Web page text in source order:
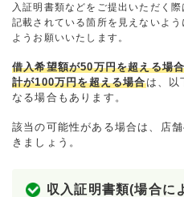
入証明書類などをご提出いただく
記載されている箇所を見えないよ
ようお願いいたします。
借入希望額が50万円を超える場
計が100万円を超える場合は、以
なる場合もあります。
該当の可能性がある場合は、店
きましょう。
収入証明書類(場合に